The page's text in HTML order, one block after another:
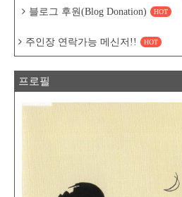
블로그 후원(Blog Donation) HOT
주인장 연락가능 메신저!! HOT
프로필